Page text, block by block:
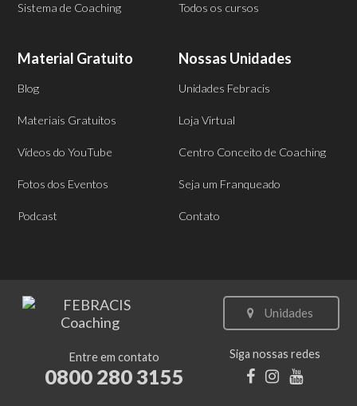
Sistema de Coaching Todos os cursos
Material Gratuito
Blog
Materiais Gratuitos
Vídeos do YouTube
Fotos dos Eventos
Podcast
Nossas Unidades
Unidades Febracis
Loja Virtual
Centro Conceito de Coaching
Seja um Franqueado
Contato
Unidades
Entre em contato
0800 280 3155
Siga nossas redes